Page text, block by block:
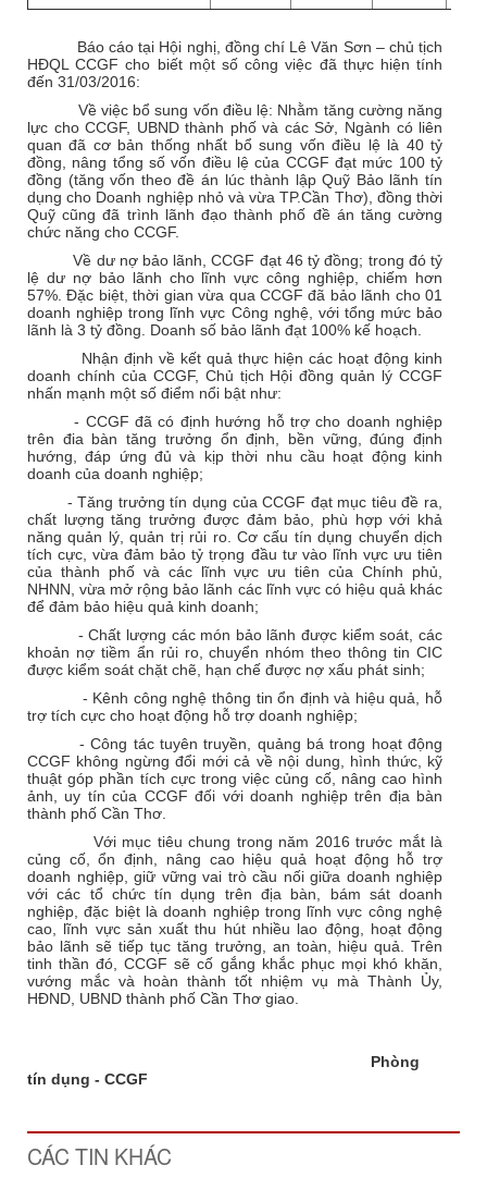
Báo cáo tại Hội nghị, đồng chí Lê Văn Sơn – chủ tịch
HĐQL CCGF cho biết một số công việc đã thực hiện tính
đến 31/03/2016:
Về việc bổ sung vốn điều lệ: Nhằm tăng cường năng
lực cho CCGF, UBND thành phố và các Sở, Ngành có liên
quan đã cơ bản thống nhất bổ sung vốn điều lệ là 40 tỷ
đồng, nâng tổng số vốn điều lệ của CCGF đạt mức 100 tỷ
đồng (tăng vốn theo đề án lúc thành lập Quỹ Bảo lãnh tín
dụng cho Doanh nghiệp nhỏ và vừa TP.Cần Thơ), đồng thời
Quỹ cũng đã trình lãnh đạo thành phố đề án tăng cường
chức năng cho CCGF.
Về dư nợ bảo lãnh, CCGF đạt 46 tỷ đồng; trong đó tỷ
lệ dư nợ bảo lãnh cho lĩnh vực công nghiệp, chiếm hơn
57%. Đặc biệt, thời gian vừa qua CCGF đã bảo lãnh cho 01
doanh nghiệp trong lĩnh vực Công nghệ, với tổng mức bảo
lãnh là 3 tỷ đồng. Doanh số bảo lãnh đạt 100% kế hoạch.
Nhận định về kết quả thực hiện các hoạt động kinh
doanh chính của CCGF, Chủ tịch Hội đồng quản lý CCGF
nhấn mạnh một số điểm nổi bật như:
- CCGF đã có định hướng hỗ trợ cho doanh nghiệp
trên đia bàn tăng trưởng ổn định, bền vững, đúng định
hướng, đáp ứng đủ và kịp thời nhu cầu hoạt động kinh
doanh của doanh nghiệp;
- Tăng trưởng tín dụng của CCGF đạt mục tiêu đề ra,
chất lượng tăng trưởng được đảm bảo, phù hợp với khả
năng quản lý, quản trị rủi ro. Cơ cấu tín dụng chuyển dịch
tích cực, vừa đảm bảo tỷ trọng đầu tư vào lĩnh vực ưu tiên
của thành phố và các lĩnh vực ưu tiên của Chính phủ,
NHNN, vừa mở rộng bảo lãnh các lĩnh vực có hiệu quả khác
để đảm bảo hiệu quả kinh doanh;
- Chất lượng các món bảo lãnh được kiểm soát, các
khoản nợ tiềm ẩn rủi ro, chuyển nhóm theo thông tin CIC
được kiểm soát chặt chẽ, hạn chế được nợ xấu phát sinh;
- Kênh công nghệ thông tin ổn định và hiệu quả, hỗ
trợ tích cực cho hoạt động hỗ trợ doanh nghiệp;
- Công tác tuyên truyền, quảng bá trong hoạt động
CCGF không ngừng đổi mới cả về nội dung, hình thức, kỹ
thuật góp phần tích cực trong việc củng cố, nâng cao hình
ảnh, uy tín của CCGF đối với doanh nghiệp trên địa bàn
thành phố Cần Thơ.
Với mục tiêu chung trong năm 2016 trước mắt là
củng cố, ổn định, nâng cao hiệu quả hoạt động hỗ trợ
doanh nghiệp, giữ vững vai trò cầu nối giữa doanh nghiệp
với các tổ chức tín dụng trên địa bàn, bám sát doanh
nghiệp, đặc biệt là doanh nghiệp trong lĩnh vực công nghệ
cao, lĩnh vực sản xuất thu hút nhiều lao động, hoạt động
bảo lãnh sẽ tiếp tục tăng trưởng, an toàn, hiệu quả. Trên
tinh thần đó, CCGF sẽ cố gắng khắc phục mọi khó khăn,
vướng mắc và hoàn thành tốt nhiệm vụ mà Thành Ủy,
HĐND, UBND thành phố Cần Thơ giao.
Phòng
tín dụng - CCGF
CÁC TIN KHÁC